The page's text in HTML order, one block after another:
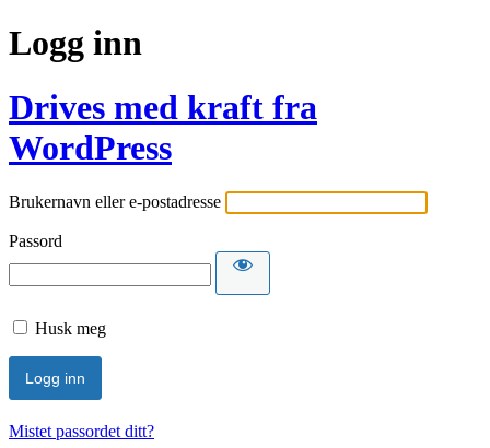
Logg inn
Drives med kraft fra
WordPress
Brukernavn eller e-postadresse
Passord
Husk meg
Mistet passordet ditt?